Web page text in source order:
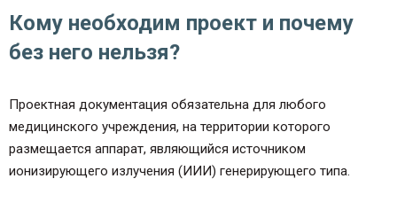
Кому необходим проект и почему
без него нельзя?
Проектная документация обязательна для любого
медицинского учреждения, на территории которого
размещается аппарат, являющийся источником
ионизирующего излучения (ИИИ) генерирующего типа.